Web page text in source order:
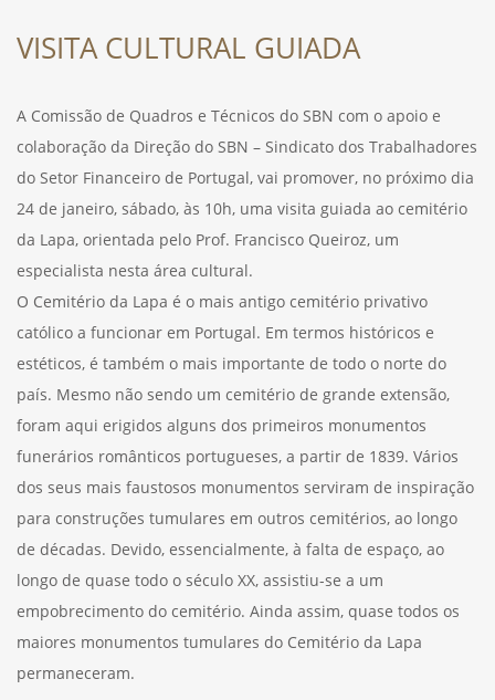
FÉRIAS
SAÚDE
VISITA CULTURAL GUIADA
A Comissão de Quadros e Técnicos do SBN com o apoio e
colaboração da Direção do SBN – Sindicato dos Trabalhadores
do Setor Financeiro de Portugal, vai promover, no próximo dia
24 de janeiro, sábado, às 10h, uma visita guiada ao cemitério
da Lapa, orientada pelo Prof. Francisco Queiroz, um
especialista nesta área cultural.
O Cemitério da Lapa é o mais antigo cemitério privativo
católico a funcionar em Portugal. Em termos históricos e
estéticos, é também o mais importante de todo o norte do
país. Mesmo não sendo um cemitério de grande extensão,
foram aqui erigidos alguns dos primeiros monumentos
funerários românticos portugueses, a partir de 1839. Vários
dos seus mais faustosos monumentos serviram de inspiração
para construções tumulares em outros cemitérios, ao longo
de décadas. Devido, essencialmente, à falta de espaço, ao
longo de quase todo o século XX, assistiu-se a um
empobrecimento do cemitério. Ainda assim, quase todos os
maiores monumentos tumulares do Cemitério da Lapa
permaneceram.